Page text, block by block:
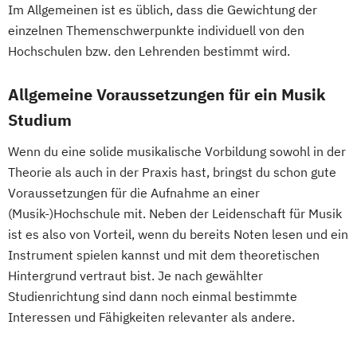
Im Allgemeinen ist es üblich, dass die Gewichtung der
einzelnen Themenschwerpunkte individuell von den
Hochschulen bzw. den Lehrenden bestimmt wird.
Allgemeine Voraussetzungen für ein Musik
Studium
Wenn du eine solide musikalische Vorbildung sowohl in der
Theorie als auch in der Praxis hast, bringst du schon gute
Voraussetzungen für die Aufnahme an einer
(Musik-)Hochschule mit. Neben der Leidenschaft für Musik
ist es also von Vorteil, wenn du bereits Noten lesen und ein
Instrument spielen kannst und mit dem theoretischen
Hintergrund vertraut bist. Je nach gewählter
Studienrichtung sind dann noch einmal bestimmte
Interessen und Fähigkeiten relevanter als andere.